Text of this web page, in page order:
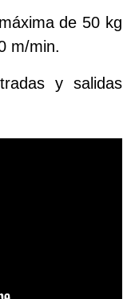
de 50 kg
m/min.
y salidas